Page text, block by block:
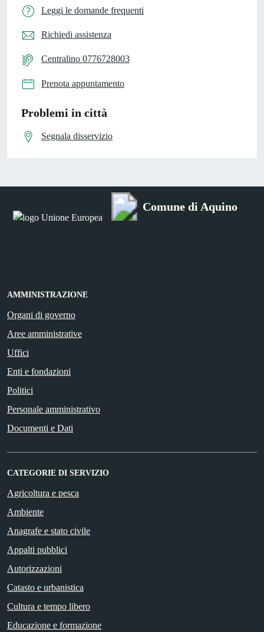
Leggi le domande frequenti
Richiedi assistenza
Centralino 0776728003
Prenota appuntamento
Problemi in città
Segnala disservizio
Comune di Aquino
AMMINISTRAZIONE
Organi di governo
Aree amministrative
Uffici
Enti e fondazioni
Politici
Personale amministrativo
Documenti e Dati
CATEGORIE DI SERVIZIO
Agricoltura e pesca
Ambiente
Anagrafe e stato civile
Appalti pubblici
Autorizzazioni
Catasto e urbanistica
Cultura e tempo libero
Educazione e formazione